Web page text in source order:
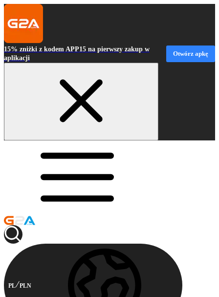
15% zniżki z kodem APP15 na pierwszy zakup w
aplikacji
Otwórz apkę
PL PLN